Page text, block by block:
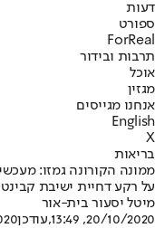
דעות
ספורט
ForReal
תרבות ובידור
אוכל
מגזין
אנחנו מגייסים
English
X
בריאות
ממונה הקורונה גמזו:
על רקע דחיית ישיבת
מיטל יסעור בית-אור
20/10/2020, 13:49
,עודכן